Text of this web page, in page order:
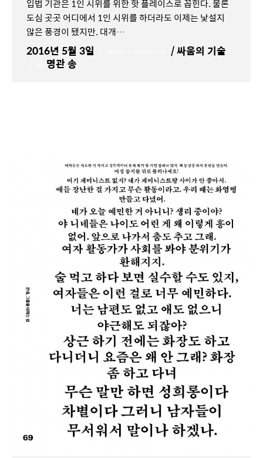
입법 기관은 1인 시위를 위한 핫 플레이스로 꼽힌다. 물론
도심 곳곳 어디에서 1인 시위를 하더라도 이제는 낯설지
않은 풍경이 됐지만. 대개…
2016년 5월 3일 싸움의 기술
명관 송